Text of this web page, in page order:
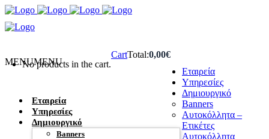
No products in the cart.
CartTotal:0,00€
MENUMENU
Eταιρεία
Υπηρεσίες
Δημιουργικό
Banners
Eταιρεία
Υπηρεσίες
Δημιουργικό
Banners
Αυτοκόλλητα –
Ετικέτες
Αυτοκόλλητα